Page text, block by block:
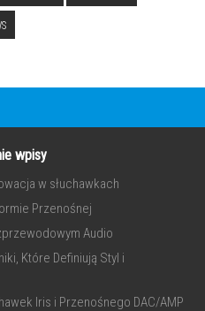
wpisy
w słuchawkach
Przenośnej
Audio
Które Definiują Styl i
Iris i Przenośnego DAC/AMP